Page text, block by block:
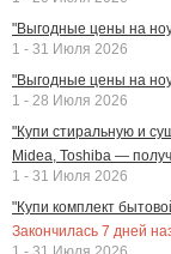
"Выгодные цены на
1 - 31 Июля 2026
"Выгодные цены на
1 - 28 Июля 2026
"Купи стиральную и
Midea, Toshiba —
1 - 31 Июля 2026
"Купи комплект
Закончилась 7 дней